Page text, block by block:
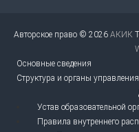
Авторское право © 2026 АКИК
Основные сведения
Структура и органы
Устав образовательной
Правила внутреннего